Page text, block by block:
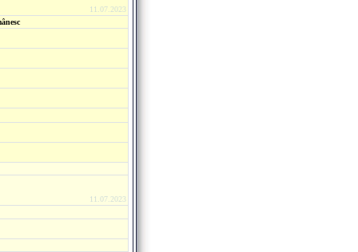
11.07.2023
11.07.2023